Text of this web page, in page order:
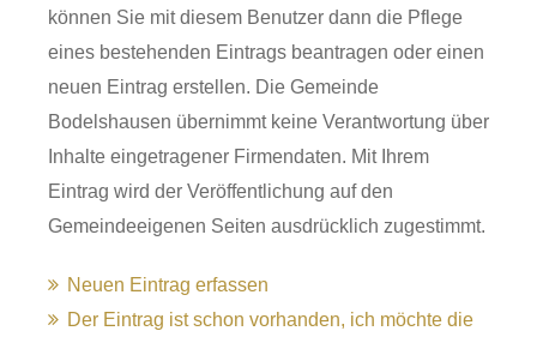
können Sie mit diesem Benutzer dann die Pflege
eines bestehenden Eintrags beantragen oder einen
neuen Eintrag erstellen. Die Gemeinde
Bodelshausen übernimmt keine Verantwortung über
Inhalte eingetragener Firmendaten. Mit Ihrem
Eintrag wird der Veröffentlichung auf den
Gemeindeeigenen Seiten ausdrücklich zugestimmt.
Neuen Eintrag erfassen
Der Eintrag ist schon vorhanden, ich möchte die